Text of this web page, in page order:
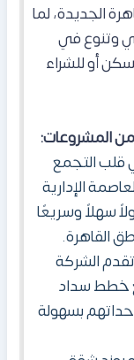
الجديدة، لما
وتنوع في
أو للشراء
من المشروعات:
قلب التجمع
الإدارية
يوفر وصولاً سهلاً وسريعًا
القاهرة.
تقدم الشركة
خطط سداد
بسهولة